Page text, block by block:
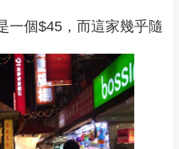
個$45，而這家幾乎隨